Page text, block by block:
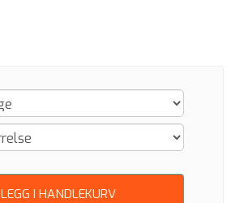
LEGG I HANDLEKURV